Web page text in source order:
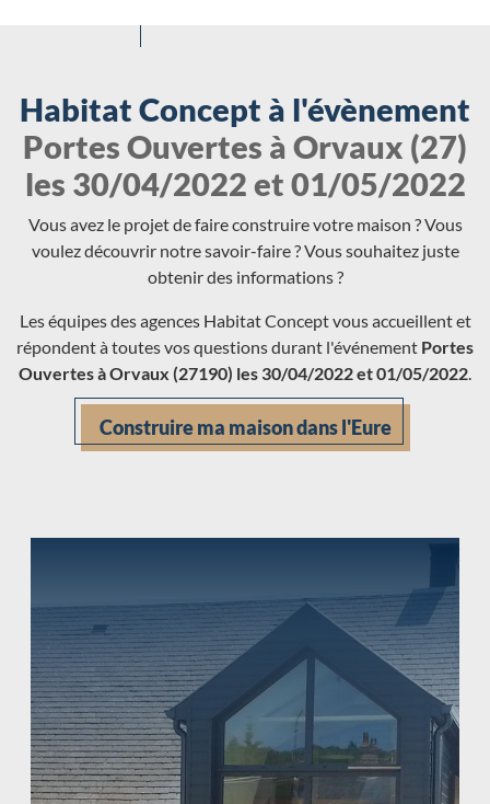
Habitat Concept à l'évènement
Portes Ouvertes à Orvaux (27)
les 30/04/2022 et 01/05/2022
Vous avez le projet de faire construire votre maison ? Vous
voulez découvrir notre savoir-faire ? Vous souhaitez juste
obtenir des informations ?
Les équipes des agences Habitat Concept vous accueillent et
répondent à toutes vos questions durant l'événement Portes
Ouvertes à Orvaux (27190) les 30/04/2022 et 01/05/2022
Construire ma maison dans l'Eure